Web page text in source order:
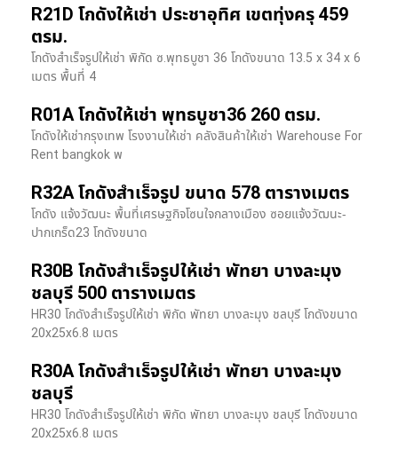
R21D โกดังให้เช่า ประชาอุทิศ เขตทุ่งครุ 459
ตรม.
โกดังสำเร็จรูปให้เช่า พิกัด ซ.พุทธบูชา 36 โกดังขนาด 13.5 x 34 x 6
เมตร พื้นที่ 4
R01A โกดังให้เช่า พุทธบูชา36 260 ตรม.
โกดังให้เช่ากรุงเทพ โรงงานให้เช่า คลังสินค้าให้เช่า Warehouse For
Rent bangkok พ
R32A โกดังสำเร็จรูป ขนาด 578 ตารางเมตร
โกดัง แจ้งวัฒนะ พื้นที่เศรษฐกิจโซนใจกลางเมือง ซอยแจ้งวัฒนะ-
ปากเกร็ด23 โกดังขนาด
R30B โกดังสำเร็จรูปให้เช่า พัทยา บางละมุง
ชลบุรี 500 ตารางเมตร
HR30 โกดังสำเร็จรูปให้เช่า พิกัด พัทยา บางละมุง ชลบุรี โกดังขนาด
20x25x6.8 เมตร
R30A โกดังสำเร็จรูปให้เช่า พัทยา บางละมุง
ชลบุรี
HR30 โกดังสำเร็จรูปให้เช่า พิกัด พัทยา บางละมุง ชลบุรี โกดังขนาด
20x25x6.8 เมตร